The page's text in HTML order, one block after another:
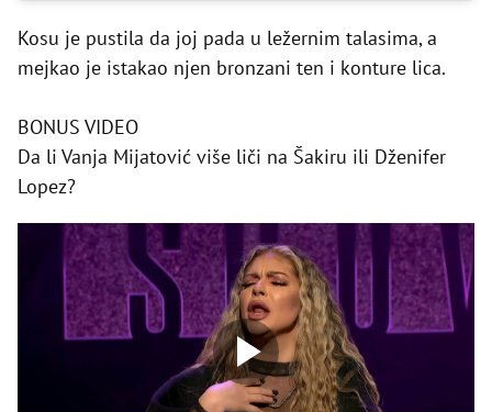
Kosu je pustila da joj pada u ležernim talasima, a
mejkao je istakao njen bronzani ten i konture lica.
BONUS VIDEO
Da li Vanja Mijatović više liči na Šakiru ili Dženifer
Lopez?